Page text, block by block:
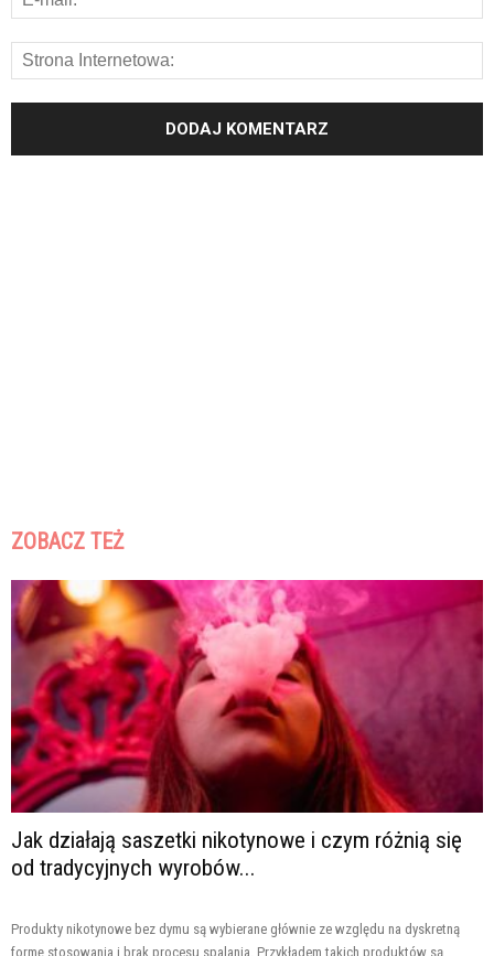
ZOBACZ TEŻ
Jak działają saszetki nikotynowe i czym różnią się
od tradycyjnych wyrobów...
Produkty nikotynowe bez dymu są wybierane głównie ze względu na dyskretną
formę stosowania i brak procesu spalania. Przykładem takich produktów są